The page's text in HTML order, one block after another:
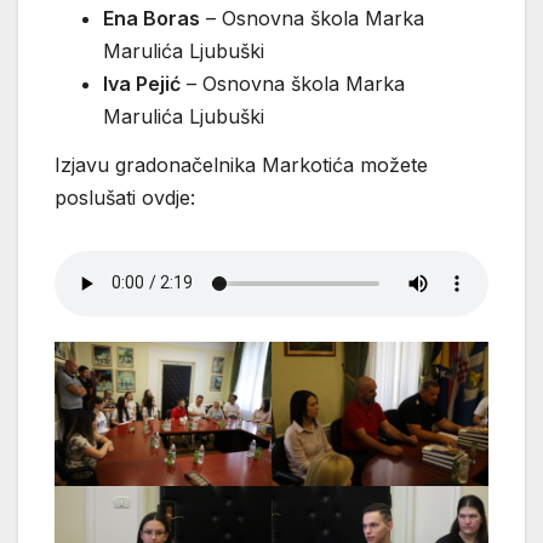
Ena Boras – Osnovna škola Marka
Marulića Ljubuški
Iva Pejić – Osnovna škola Marka
Marulića Ljubuški
Izjavu gradonačelnika Markotića možete
poslušati ovdje: